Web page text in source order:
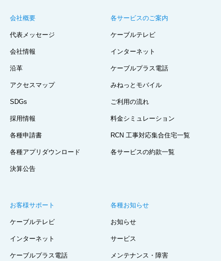
会社概要
代表メッセージ
会社情報
沿革
アクセスマップ
SDGs
採用情報
各種申請書
各種アプリダウンロード
決算公告
各サービスのご案内
ケーブルテレビ
インターネット
ケーブルプラス電話
みねっとモバイル
ご利用の流れ
料金シミュレーション
RCN 工事対応集合住宅一覧
各サービスの約款一覧
お客様サポート
ケーブルテレビ
インターネット
ケーブルプラス電話
各種お知らせ
お知らせ
サービス
メンテナンス・障害